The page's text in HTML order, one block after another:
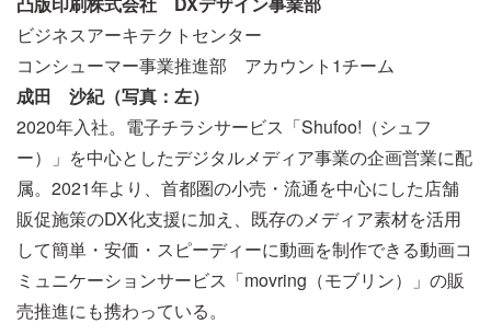
ビジネスアーキテクトセンター
コンシューマー事業推進部 アカウント1チーム
成田 沙紀（写真：左）
2020年入社。電子チラシサービス「Shufoo!（シュフ
ー）」を中心としたデジタルメディア事業の企画営業に配
属。2021年より、首都圏の小売・流通を中心にした店舗
販促施策のDX化支援に加え、既存のメディア素材を活用
して簡単・安価・スピーディーに動画を制作できる動画コ
ミュニケーションサービス「movring（モブリン）」の販
売推進にも携わっている。